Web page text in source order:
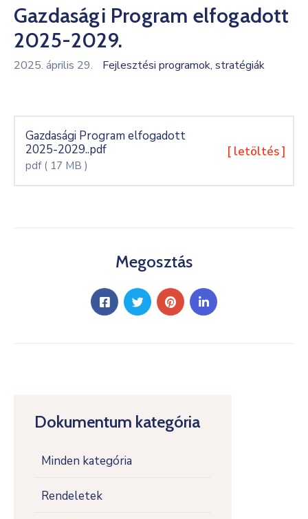
Kultúra
Keresés
Dokumentum kategória
Minden kategória
Rendeletek
Gazdasági Program elfogadott
2025-2029.
2025. április 29. Fejlesztési programok, stratégiák
Gazdasági Program elfogadott
2025-2029..pdf
pdf ( 17 MB )
[ letöltés ]
Megosztás